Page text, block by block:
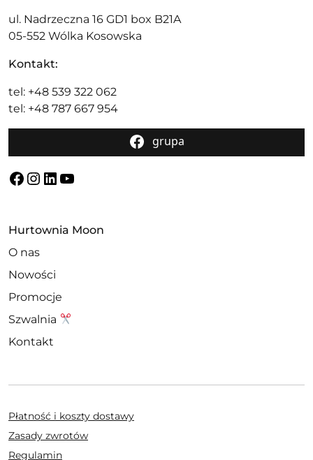
ul. Nadrzeczna 16 GD1 box B21A
05-552 Wólka Kosowska
Kontakt:
tel: +48 539 322 062
tel: +48 787 667 954
grupa
Facebook
Instagram
LinkedIn
YouTube
Hurtownia Moon
O nas
Nowości
Promocje
Szwalnia
Kontakt
Płatność i koszty dostawy
Zasady zwrotów
Regulamin